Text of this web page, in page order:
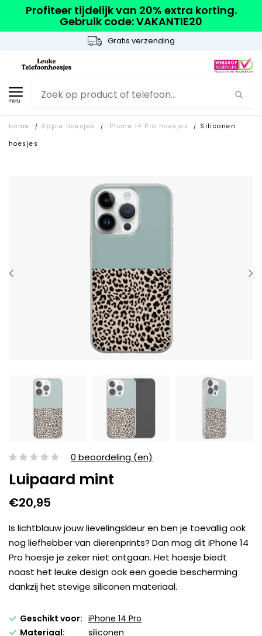
Profiteer tijdelijk van 20% extra korting.
Gebruik code: VAKANTIE20
Gratis verzending
menu
Home / Apple hoesjes / iPhone 14 Pro hoesjes /
Siliconen
hoesjes
0 beoordeling (en)
Luipaard mint
€20,95
Is lichtblauw jouw lievelingskleur en ben je toevallig ook
nog liefhebber van dierenprints? Dan mag dit iPhone 14
Pro hoesje je zeker niet ontgaan. Het hoesje biedt
naast het leuke design ook een goede bescherming
dankzij het stevige siliconen materiaal.
Geschikt voor: iPhone 14 Pro
Materiaal:
siliconen